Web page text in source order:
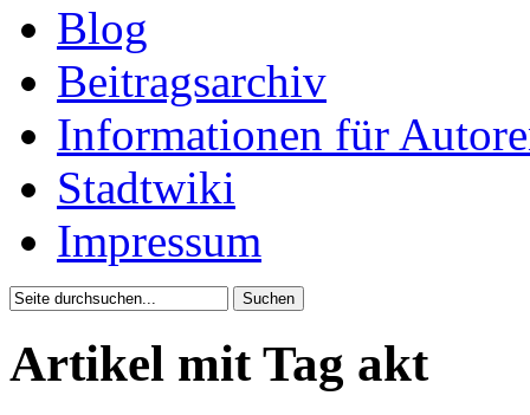
Blog
Beitragsarchiv
Informationen für
Stadtwiki
Impressum
Artikel mit Tag akt